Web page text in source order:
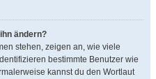
ändern?
stehen, zeigen an, wie viele
bestimmte Benutzer wie
kannst du den Wortlaut